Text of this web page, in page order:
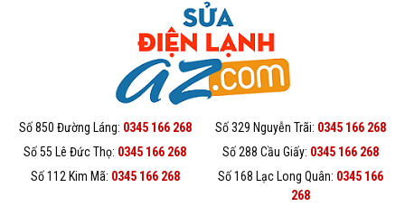
Số 850 Đường Láng: 0345 166 268 Số 329 Nguyễn Trãi: 0345 166 268
Số 55 Lê Đức Thọ: 0345 166 268 Số 288 Cầu Giấy: 0345 166 268
Số 112 Kim Mã: 0345 166 268 Số 168 Lạc Long Quân: 0345 166
268